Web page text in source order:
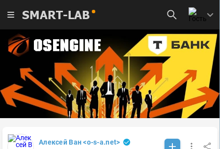
SMART-LAB
Алексей Ван <o-s-a.net>